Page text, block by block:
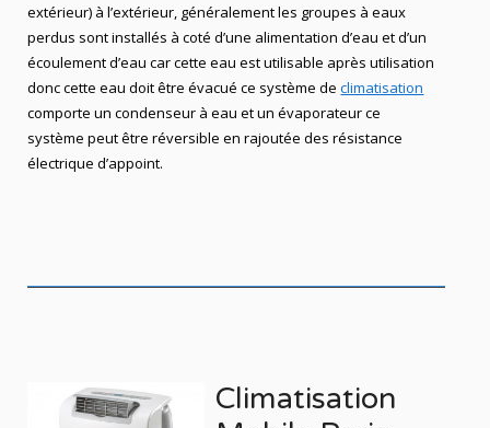
extérieur) à l’extérieur, généralement les groupes à eaux
perdus sont installés à coté d’une alimentation d’eau et d’un
écoulement d’eau car cette eau est utilisable après utilisation
donc cette eau doit être évacué ce système declimatisation
comporte un condenseur à eau et un évaporateur ce
système peut être réversible en rajoutée des résistance
électrique d’appoint.
Climatisation